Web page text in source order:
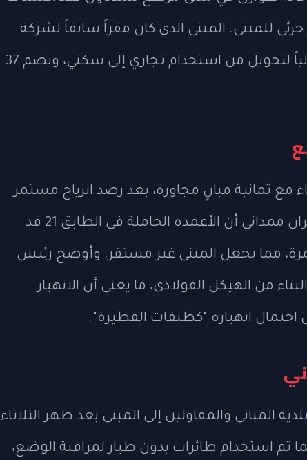
جزئي للمبنى. المبنى الذي كان مقراً سابقاً لشركة
فايزر ويقع في شارع 42 شرقاً، يخضع حالياً لتحويل من استخدام تجاري إلى سكني، ويضم 37
مع ثمانية مبانٍ مجاورة، بعد رصد انزياح مستمر
في هيكل المبنى. وأكد عمدة نيويورك زهران ممداني أن الأعمدة الحاملة في الطابق 21 قد
مما يجعل المبنى غير مستقر. وأوضح رئيس
من الهيكل الفولاذي، ما يعني أن الانهيار
احتمال انهياره "كطبقات الفطيرة".
المباني والمقاولين إلى المبنى بعد ظهر الثلاثاء
تم استخدام طائرات بدون طيار لمراقبة الوضع،